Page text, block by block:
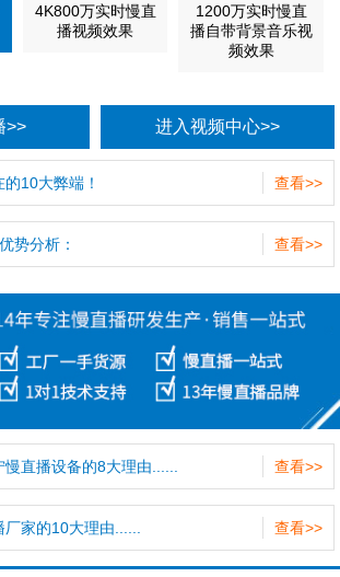
4K800万实时慢直
播视频效果
1200万实时慢直
播自带背景音乐视
频效果
>> 进入视频中心>>
查看>>
10大弊端！
查看>>
势分析：
查看>>
直播设备的8大理由......
查看>>
家的10大理由......